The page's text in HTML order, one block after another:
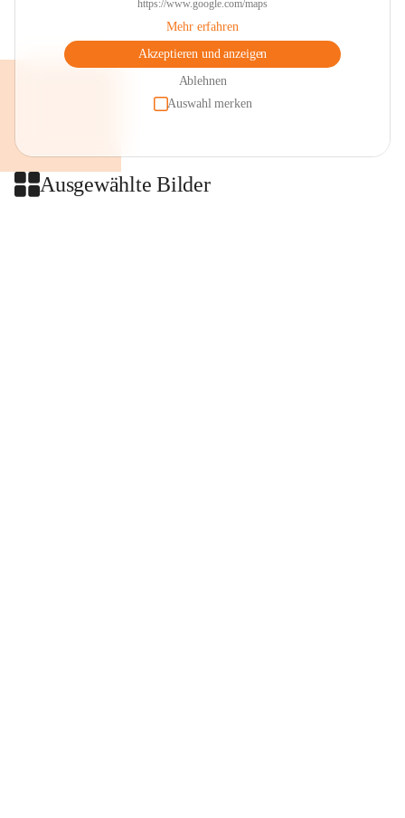
https://www.google.com/maps
Mehr erfahren
Akzeptieren und anzeigen
Ablehnen
Auswahl merken
Ausgewählte Bilder